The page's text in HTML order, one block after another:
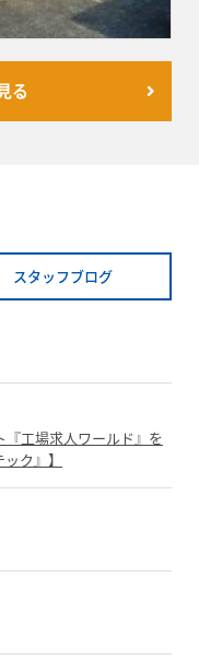
る
スタッフブログ
『工場求人ワールド』を
ク』】